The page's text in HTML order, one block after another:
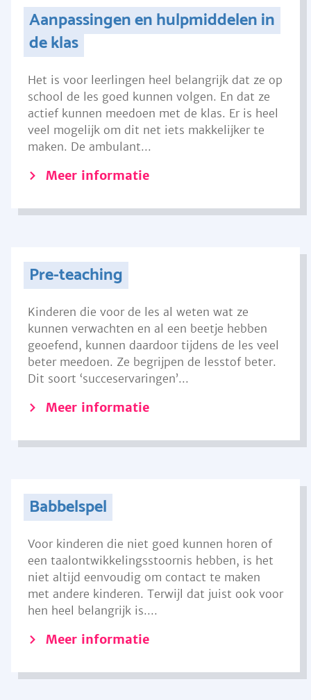
Aanpassingen en hulpmiddelen in
de klas
Het is voor leerlingen heel belangrijk dat ze op
school de les goed kunnen volgen. En dat ze
actief kunnen meedoen met de klas. Er is heel
veel mogelijk om dit net iets makkelijker te
maken. De ambulant...
Meer informatie
Pre-teaching
Kinderen die voor de les al weten wat ze
kunnen verwachten en al een beetje hebben
geoefend, kunnen daardoor tijdens de les veel
beter meedoen. Ze begrijpen de lesstof beter.
Dit soort ‘succeservaringen’...
Meer informatie
Babbelspel
Voor kinderen die niet goed kunnen horen of
een taalontwikkelingsstoornis hebben, is het
niet altijd eenvoudig om contact te maken
met andere kinderen. Terwijl dat juist ook voor
hen heel belangrijk is....
Meer informatie